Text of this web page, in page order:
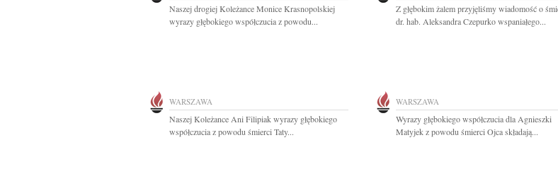
Naszej drogiej Koleżance Monice Krasnopolskiej
wyrazy głębokiego współczucia z powodu...
Z głębokim żalem przyjęliśmy wiadomość o
dr. hab. Aleksandra Czepurko wspaniałego...
WARSZAWA
Naszej Koleżance Ani Filipiak wyrazy głębokiego
współczucia z powodu śmierci Taty...
WARSZAWA
Wyrazy głębokiego współczucia dla Agnieszki
Matyjek z powodu śmierci Ojca składają...